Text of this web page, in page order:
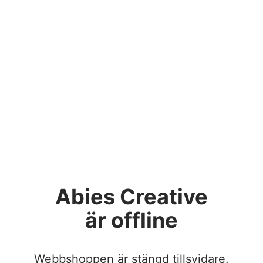
Abies Creative
är offline
Webbshoppen är stängd tillsvidare.